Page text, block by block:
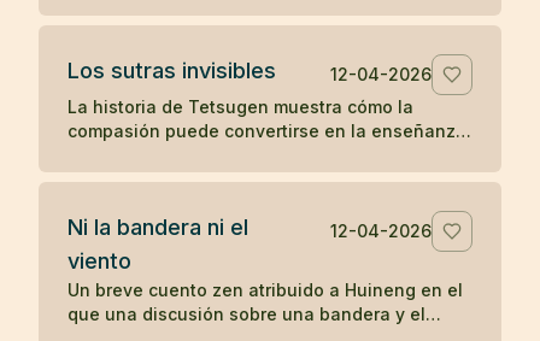
sobre la práctica directa y lo inmediato.
Los sutras invisibles
12-04-2026
La historia de Tetsugen muestra cómo la
compasión puede convertirse en la enseñanza
vivió ayudando a quienes sufrían.
Ni la bandera ni el
viento
12-04-2026
Un breve cuento zen atribuido a Huineng en el
que una discusión sobre una bandera y el